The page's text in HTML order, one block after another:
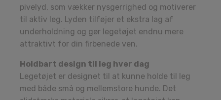
pivelyd, som vækker nysgerrighed og motiverer
til aktiv leg. Lyden tilføjer et ekstra lag af
underholdning og gør legetøjet endnu mere
attraktivt for din firbenede ven.
Holdbart design til leg hver dag
Legetøjet er designet til at kunne holde til leg
med både små og mellemstore hunde. Det